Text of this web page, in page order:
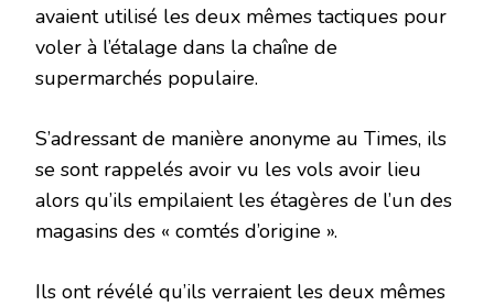
avaient utilisé les deux mêmes tactiques pour
voler à l’étalage dans la chaîne de
supermarchés populaire.
S’adressant de manière anonyme au Times, ils
se sont rappelés avoir vu les vols avoir lieu
alors qu’ils empilaient les étagères de l’un des
magasins des « comtés d’origine ».
Ils ont révélé qu’ils verraient les deux mêmes